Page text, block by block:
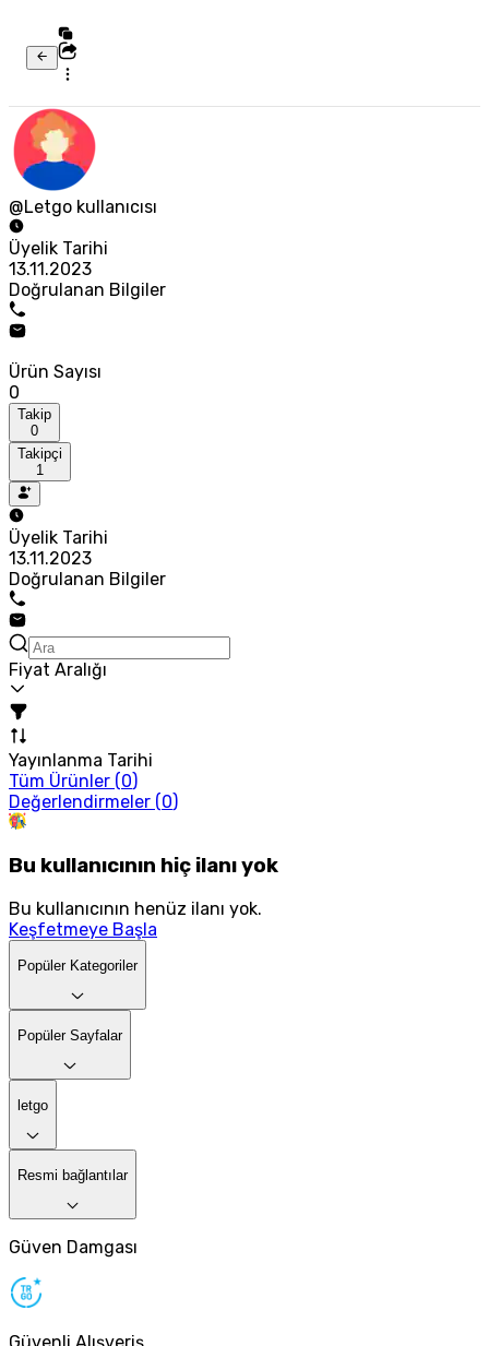
@Letgo kullanıcısı
Üyelik Tarihi
13.11.2023
Doğrulanan Bilgiler
Ürün Sayısı
0
Takip
0
Takipçi
1
Üyelik Tarihi
13.11.2023
Doğrulanan Bilgiler
Fiyat Aralığı
Yayınlanma Tarihi
Tüm Ürünler (0)
Değerlendirmeler (0)
Bu kullanıcının hiç ilanı yok
Bu kullanıcının henüz ilanı yok.
Keşfetmeye Başla
Popüler Kategoriler
Popüler Sayfalar
letgo
Resmi bağlantılar
Güven Damgası